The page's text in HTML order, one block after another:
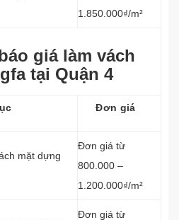
1.850.000₫/m²
giá làm vách
tại Quận 4
Đơn giá
mặt dựng
Đơn giá từ
800.000 –
1.200.000₫/m²
Đơn giá từ